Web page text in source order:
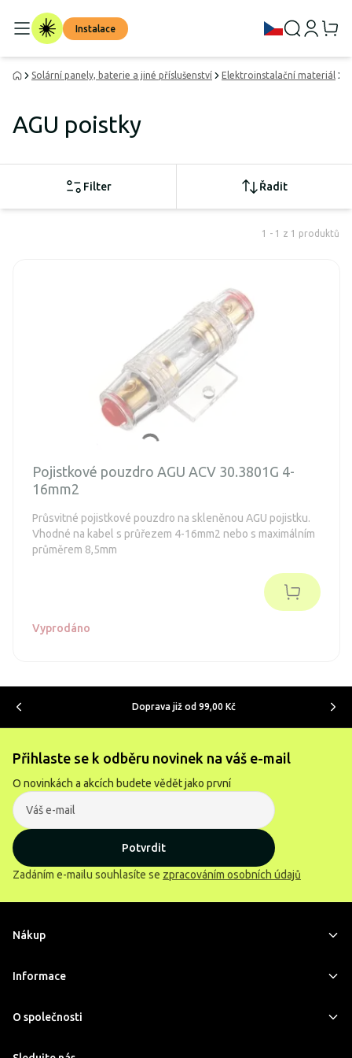
Instalace
Solární panely, baterie a jiné příslušenství Elektroinstalační materiál
AGU poistky
Filter Řadit
1 - 1 z 1 produktů
Pojistkové pouzdro AGU ACV 30.3801G 4-
16mm2
Průsvitné pojistkové pouzdro na skleněnou AGU pojistku.
Vhodné na kabel s průřezem 4-16mm2 nebo s maximálním
průměrem 8,5mm
Vyprodáno
Doprava již od 99,00 Kč
Přihlaste se k odběru novinek na váš e-mail
O novinkách a akcích budete vědět jako první
Potvrdit
Zadáním e-mailu souhlasíte se zpracováním osobních údajů
Nákup
Informace
O společnosti